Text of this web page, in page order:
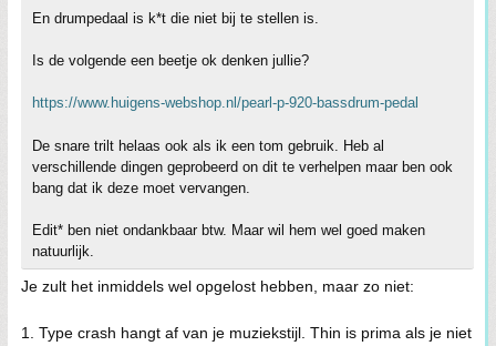
En drumpedaal is k*t die niet bij te stellen is.
Is de volgende een beetje ok denken jullie?
https://www.huigens-webshop.nl/pearl-p-920-bassdrum-pedal
De snare trilt helaas ook als ik een tom gebruik. Heb al
verschillende dingen geprobeerd on dit te verhelpen maar ben ook
bang dat ik deze moet vervangen.
Edit* ben niet ondankbaar btw. Maar wil hem wel goed maken
natuurlijk.
Je zult het inmiddels wel opgelost hebben, maar zo niet:
1. Type crash hangt af van je muziekstijl. Thin is prima als je niet